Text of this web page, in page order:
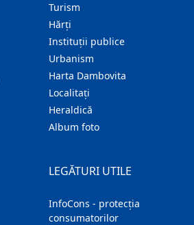
Turism
Hărţi
Instituţii publice
Urbanism
Harta Dambovita
Localitaţi
Heraldică
Album foto
LEGĂTURI UTILE
InfoCons - protecția
consumatorilor